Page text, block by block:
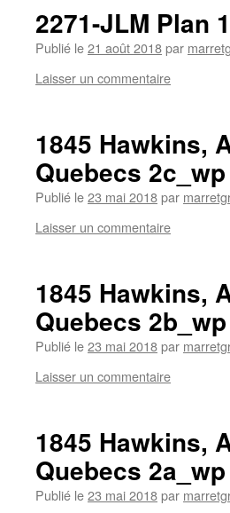
2271-JLM Plan
Publié le21 août 2018par
Laisser un commentaire
1845 Hawkins,
Quebecs 2c_wp
Publié le23 mai 2018par
Laisser un commentaire
1845 Hawkins,
Quebecs 2b_wp
Publié le23 mai 2018par
Laisser un commentaire
1845 Hawkins,
Quebecs 2a_wp
Publié le23 mai 2018par